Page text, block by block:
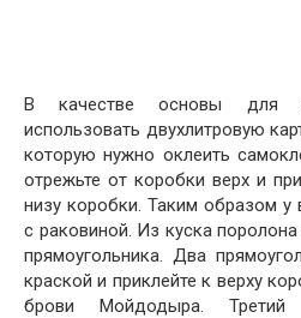
В качестве основы для
использовать двухлитровую
которую нужно оклеить
отрежьте от коробки верх и
низу коробки. Таким образом
с раковиной. Из куска
прямоугольника. Два
краской и приклейте к верху
брови Мойдодыра. Третий